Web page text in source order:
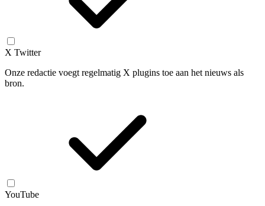
X Twitter
Onze redactie voegt regelmatig X plugins toe aan het nieuws als
bron.
YouTube